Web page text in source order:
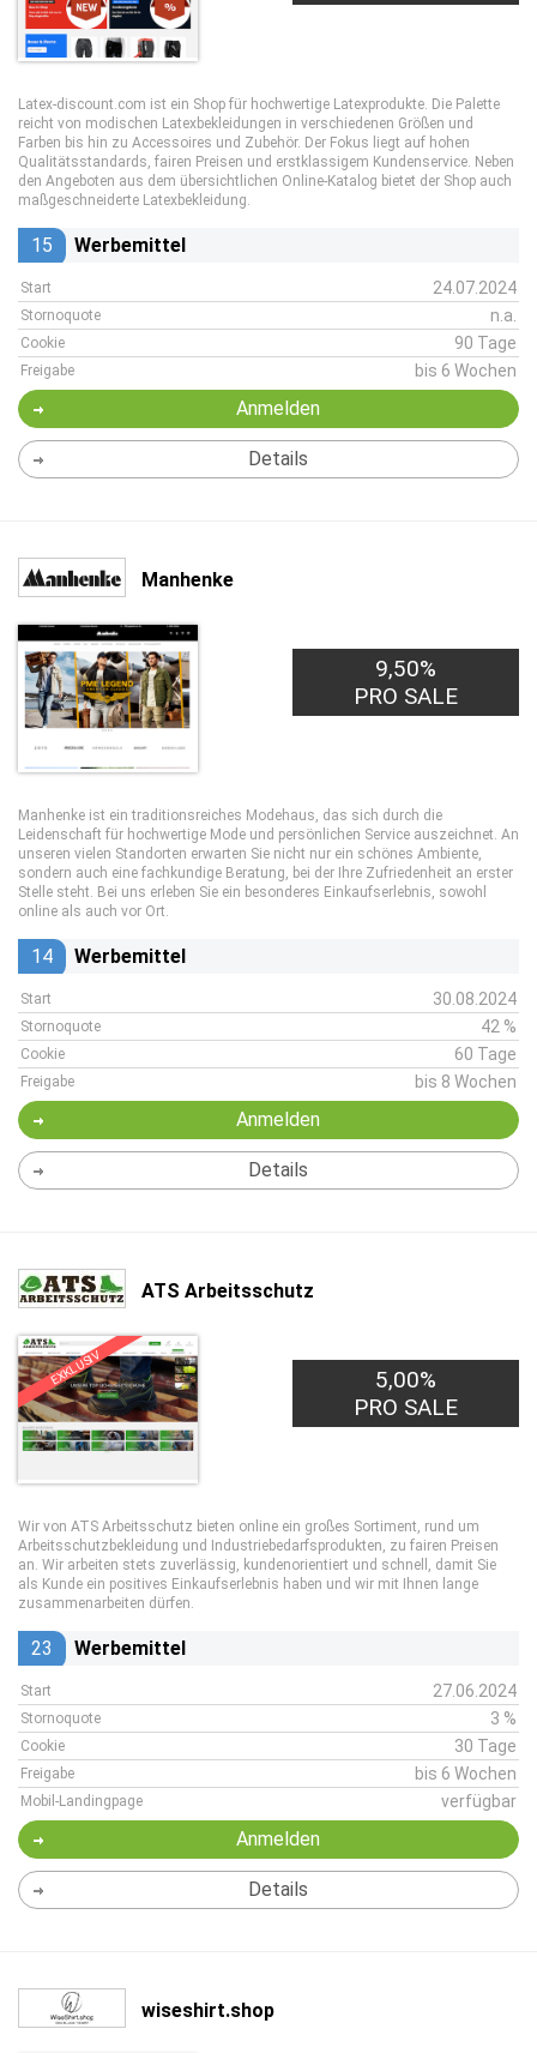
Latex-discount.com ist ein Shop für hochwertige Latexprodukte. Die Palette
reicht von modischen Latexbekleidungen in verschiedenen Größen und
Farben bis hin zu Accessoires und Zubehör. Der Fokus liegt auf hohen
Qualitätsstandards, fairen Preisen und erstklassigem Kundenservice. Neben
den Angeboten aus dem übersichtlichen Online-Katalog bietet der Shop auch
maßgeschneiderte Latexbekleidung.
15 Werbemittel
Start 24.07.2024
Stornoquote n.a.
Cookie 90 Tage
Freigabe bis 6 Wochen
Anmelden
Details
Manhenke
9,50%
PRO SALE
Manhenke ist ein traditionsreiches Modehaus, das sich durch die
Leidenschaft für hochwertige Mode und persönlichen Service auszeichnet. An
unseren vielen Standorten erwarten Sie nicht nur ein schönes Ambiente,
sondern auch eine fachkundige Beratung, bei der Ihre Zufriedenheit an erster
Stelle steht. Bei uns erleben Sie ein besonderes Einkaufserlebnis, sowohl
online als auch vor Ort.
14 Werbemittel
Start 30.08.2024
Stornoquote 42 %
Cookie 60 Tage
Freigabe bis 8 Wochen
Anmelden
Details
ATS Arbeitsschutz
EXKLUSIV
5,00%
PRO SALE
Wir von ATS Arbeitsschutz bieten online ein großes Sortiment, rund um
Arbeitsschutzbekleidung und Industriebedarfsprodukten, zu fairen Preisen
an. Wir arbeiten stets zuverlässig, kundenorientiert und schnell, damit Sie
als Kunde ein positives Einkaufserlebnis haben und wir mit Ihnen lange
zusammenarbeiten dürfen.
23 Werbemittel
Start 27.06.2024
Stornoquote 3 %
Cookie 30 Tage
Freigabe bis 6 Wochen
Mobil-Landingpage verfügbar
Anmelden
Details
wiseshirt.shop